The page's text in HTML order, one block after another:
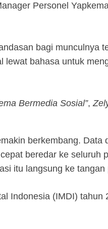
Personel
bagi munculnya
bahasa untuk
Bermedia Sosial”,
berkembang.
beredar ke
itu langsung ke
Indonesia (IMDI)